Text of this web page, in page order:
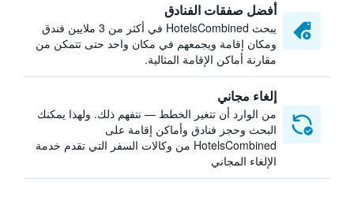
أفضل صفقات الفنادق
يبحث HotelsCombined في أكثر من 3 ملايين فندق
ومكان إقامة ويجمعهم في مكان واحد حتى تتمكن من
مقارنة أماكن الإقامة المثالية.
إلغاء مجاني
من الوارد أن تتغير الخطط — نتفهم ذلك. ولهذا يمكنك
البحث وحجز فنادق وأماكن إقامة على
HotelsCombined من وكالات السفر التي تقدم خدمة
الإلغاء المجاني